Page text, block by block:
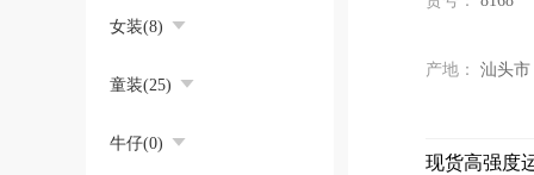
女装(8)
童装(25)
牛仔(0)
产地： 汕头市
现货高强度